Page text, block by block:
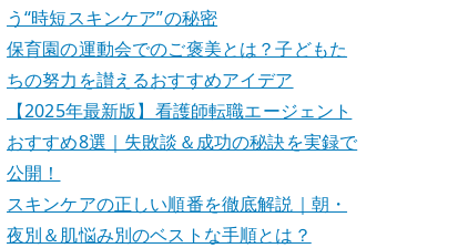
う“時短スキンケア”の秘密
保育園の運動会でのご褒美とは？子どもた
ちの努力を讃えるおすすめアイデア
【2025年最新版】看護師転職エージェント
おすすめ8選｜失敗談＆成功の秘訣を実録で
公開！
スキンケアの正しい順番を徹底解説｜朝・
夜別＆肌悩み別のベストな手順とは？